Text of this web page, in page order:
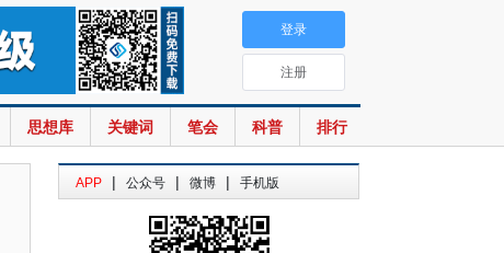
思想库 关键词 笔会 科普 排行
登录
注册
APP | 公众号 | 微博 | 手机版